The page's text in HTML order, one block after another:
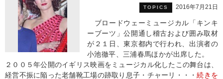
TOPICS 2016年7月21日
ブロードウェーミュージカル「キンキ
ーブーツ」公開通し稽古および囲み取材
が２１日、東京都内で行われ、出演者の
小池徹平、三浦春馬ほかが出席した。
２００５年公開のイギリス映画をミュージカル化したこの舞台は、
経営不振に陥った老舗靴工場の跡取り息子・チャーリ・・・続きを